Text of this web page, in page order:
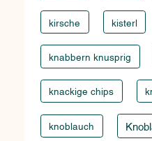
kirsche kisterl
knabbern knusprig
knackige chips
knoblauch